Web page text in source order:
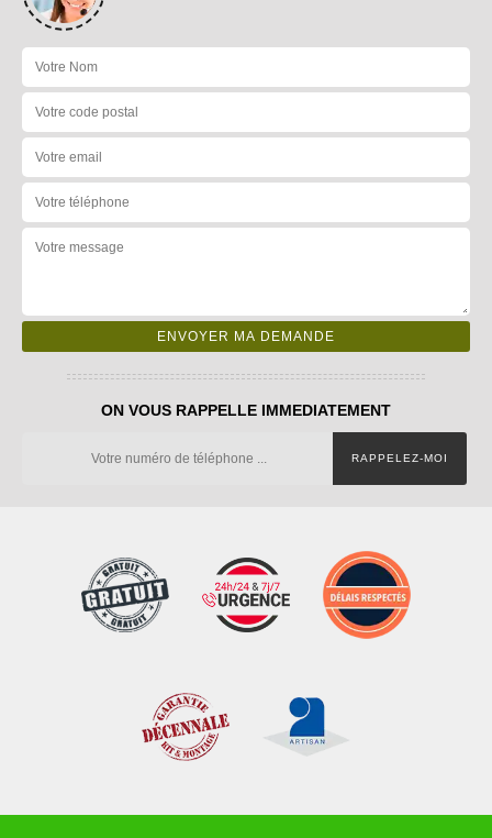
ON VOUS RAPPELLE IMMEDIATEMENT